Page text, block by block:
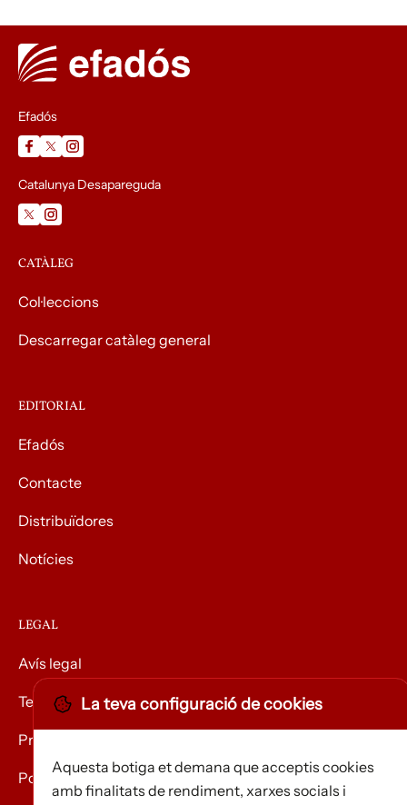
Efadós
Catalunya Desapareguda
CATÀLEG
Col·leccions
Descarregar catàleg general
EDITORIAL
Efadós
Contacte
Distribuïdores
Notícies
LEGAL
Avís legal
Termes i condicions
Privacitat
Política de Cookies
La teva configuració de cookies
Aquesta botiga et demana que acceptis cookies
amb finalitats de rendiment, xarxes socials i